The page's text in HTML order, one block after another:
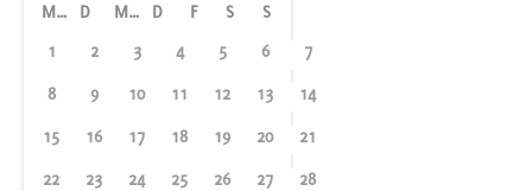
M D M D F S
S
1
2 3 4 5 6 7
8 9 10 11 12 13 14
15 16 17 18 19 20 21
22 23 24 25 26 27 28